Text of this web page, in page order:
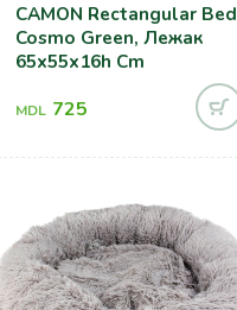
CAMON Rectangular Bed
Cosmo Green, Лежак
65x55x16h Cm
MDL 725